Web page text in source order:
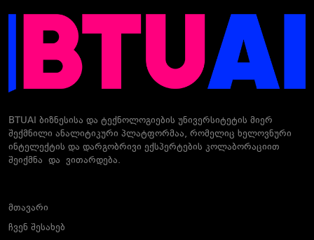
BTUAI ბიზნესისა და ტექნოლოგიების უნივერსიტეტის მიერ
შექმნილი ანალიტიკური პლატფორმაა, რომელიც ხელოვნური
ინტელექტის და დარგობრივი ექსპერტების კოლაბორაციით
შეიქმნა და ვითარდება.
მთავარი
ჩვენ შესახებ